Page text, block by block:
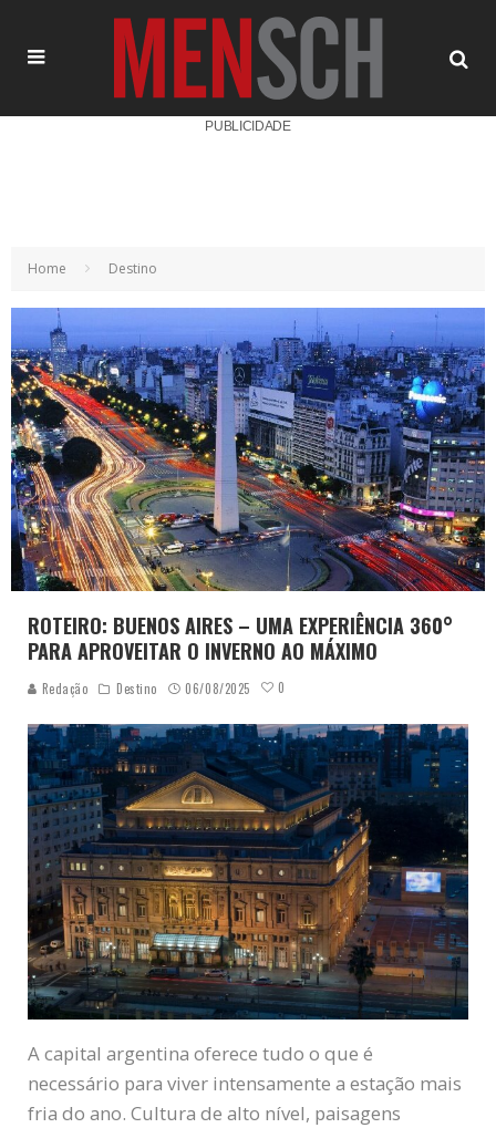
PUBLICIDADE
Home Destino
ROTEIRO: BUENOS AIRES – UMA EXPERIÊNCIA 360°
PARA APROVEITAR O INVERNO AO MÁXIMO
Redação Destino 06/08/2025 0
A capital argentina oferece tudo o que é
necessário para viver intensamente a estação mais
fria do ano. Cultura de alto nível, paisagens